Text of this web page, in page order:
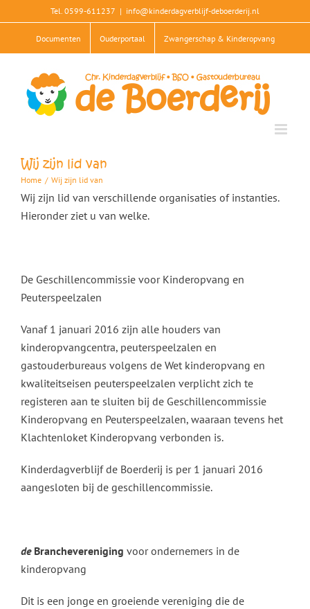
to
Tel. 0599-611237 | info@kinderdagverblijf-deboerderij.nl
Documenten Ouderportaal Zwangerschap & Kinderopvang
Wij zijn lid van
Home / Wij zijn lid van
Wij zijn lid van verschillende organisaties of instanties.
Hieronder ziet u van welke.
De Geschillencommissie voor Kinderopvang en
Peuterspeelzalen
Vanaf 1 januari 2016 zijn alle houders van
kinderopvangcentra, peuterspeelzalen en
gastouderbureaus volgens de Wet kinderopvang en
kwaliteitseisen peuterspeelzalen verplicht zich te
registeren aan te sluiten bij de Geschillencommissie
Kinderopvang en Peuterspeelzalen, waaraan tevens het
Klachtenloket Kinderopvang verbonden is.
Kinderdagverblijf de Boerderij is per 1 januari 2016
aangesloten bij de geschillencommissie.
deBranchevereniging voor ondernemers in de
kinderopvang
Dit is een jonge en groeiende vereniging die de